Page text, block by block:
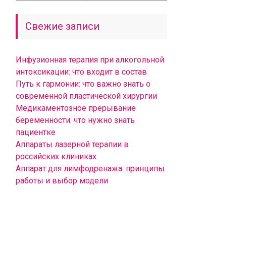
Свежие записи
Инфузионная терапия при алкогольной
интоксикации: что входит в состав
Путь к гармонии: что важно знать о
современной пластической хирургии
Медикаментозное прерывание
беременности: что нужно знать
пациентке
Аппараты лазерной терапии в
российских клиниках
Аппарат для лимфодренажа: принципы
работы и выбор модели